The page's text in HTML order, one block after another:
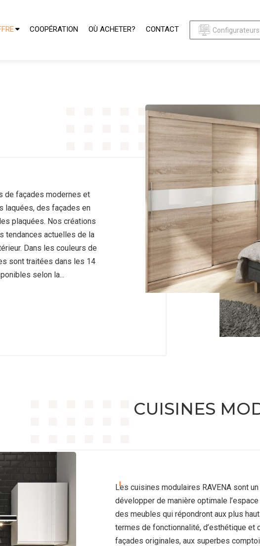
COOPÉRATION OÙ ACHETER? CONTACT Configurateurs
de façades modernes et
laquées, des façades en
plaquées. Nos créations
tendances actuelles de la
Dans les couleurs de
sont traitées dans les 14
selon la...
CUISINES
Les cuisines modulaires RAVENA sont
développer de manière optimale
des meubles qui répondront aux plus
termes de fonctionnalité, d’esthétique et
façades originales, aux superbes